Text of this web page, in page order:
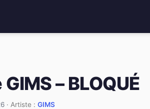
– BLOQUÉ
· Artiste : GIMS